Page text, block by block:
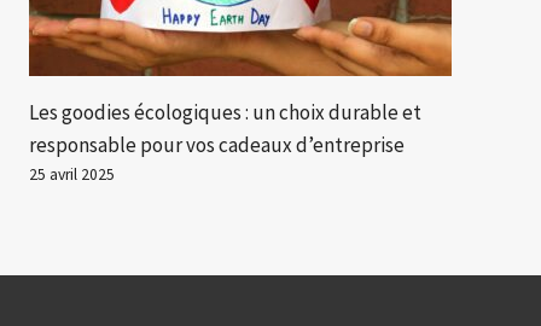
Les goodies écologiques : un choix durable et
responsable pour vos cadeaux d’entreprise
25 avril 2025